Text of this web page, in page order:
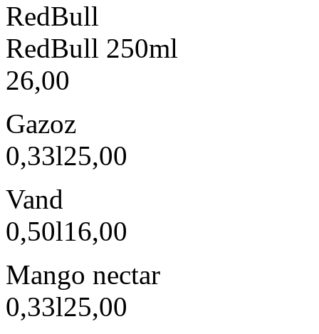
RedBull
RedBull 250ml
26,00
Gazoz
0,33l25,00
Vand
0,50l16,00
Mango nectar
0,33l25,00